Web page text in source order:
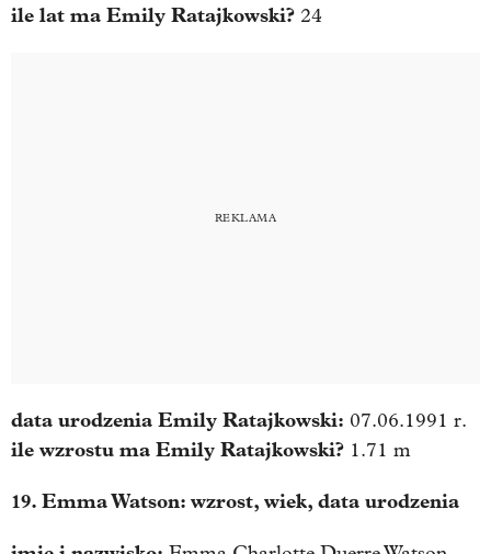
ile lat ma Emily Ratajkowski? 24
data urodzenia Emily Ratajkowski: 07.06.1991 r.
ile wzrostu ma Emily Ratajkowski? 1.71 m
19. Emma Watson: wzrost, wiek, data urodzenia